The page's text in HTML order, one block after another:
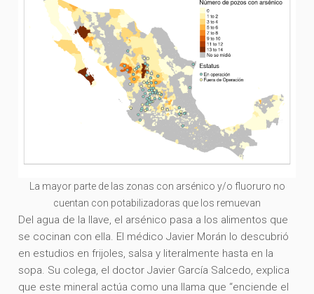
La mayor parte de las zonas con arsénico y/o fluoruro no
cuentan con potabilizadoras que los remuevan
Del agua de la llave, el arsénico pasa a los alimentos que
se cocinan con ella. El médico Javier Morán lo descubrió
en estudios en frijoles, salsa y literalmente hasta en la
sopa. Su colega, el doctor Javier García Salcedo, explica
que este mineral actúa como una llama que “enciende el